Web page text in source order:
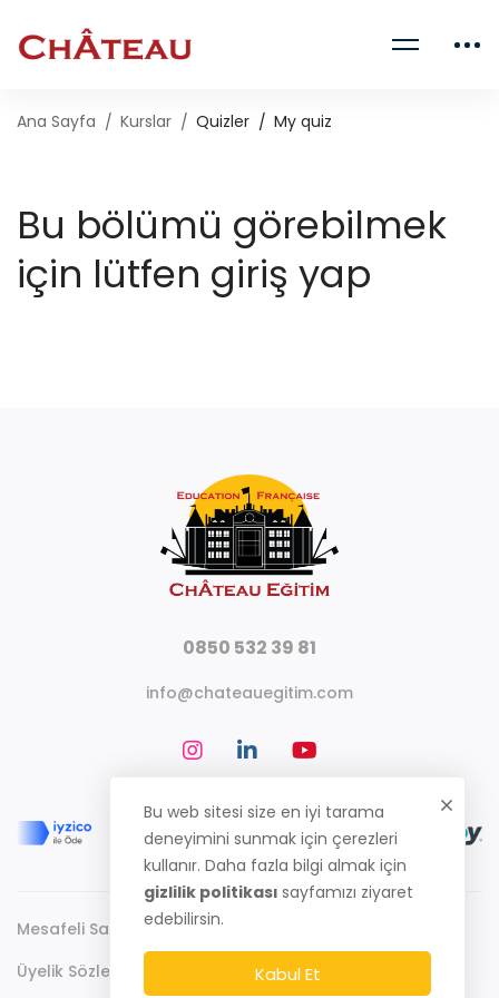
Ana Sayfa Kurslar Quizler My quiz
Bu bölümü görebilmek
için lütfen giriş yap
0850 532 39 81
info@chateauegitim.com
Mesafeli Satış Sözleşmesi
Üyelik Sözleşmesi
Bu web sitesi size en iyi tarama
deneyimini sunmak için çerezleri
kullanır. Daha fazla bilgi almak için
gizlilik politikası sayfamızı ziyaret
edebilirsin.
Kabul Et